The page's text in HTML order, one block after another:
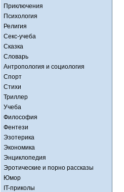
Приключения
Психология
Религия
Секс-учеба
Сказка
Словарь
Антропология и социология
Спорт
Стихи
Триллер
Учеба
Философия
Фентези
Эзотерика
Экономика
Энциклопедия
Эротические и порно рассказы
Юмор
IT-приколы